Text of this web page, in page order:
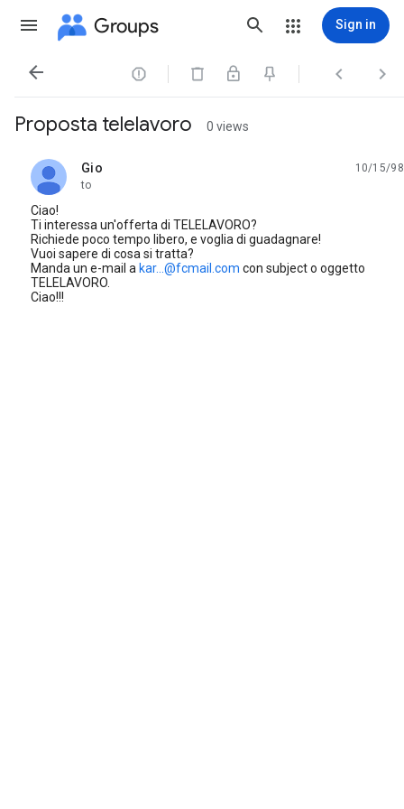
Groups Sign in
   
Proposta telelavoro 0 views
Gio
unread,
10/15/98
to
Ciao!
Ti interessa un'offerta di TELELAVORO?
Richiede poco tempo libero, e voglia di guadagnare!
Vuoi sapere di cosa si tratta?
Manda un e-mail a kar...@fcmail.com con subject o oggetto
TELELAVORO.
Ciao!!!